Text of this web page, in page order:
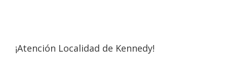
¡Atención Localidad de Kennedy!